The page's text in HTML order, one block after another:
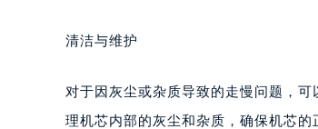
沈阳市沈河区中街路
乌鲁木齐市天山区红
清洁与维护
对于因灰尘或杂质导致的走慢问题，
理机芯内部的灰尘和杂质，确保机芯的